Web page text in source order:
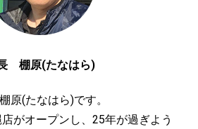
棚原(たなはら)
原(たなはら)です。
がオープンし、25年が過ぎよう